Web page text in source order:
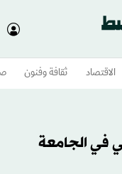
الاقتصاد ثقافة وفنون
في الجامعة